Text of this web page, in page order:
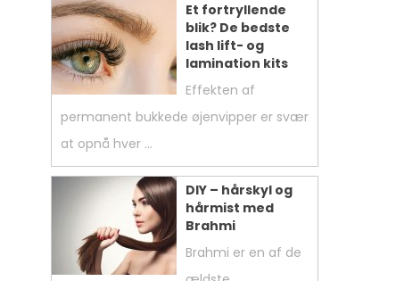
Et fortryllende
blik? De bedste
lash lift- og
lamination kits
Effekten af
permanent bukkede øjenvipper er svær
at opnå hver …
DIY – hårskyl og
hårmist med
Brahmi
Brahmi er en af ​​de